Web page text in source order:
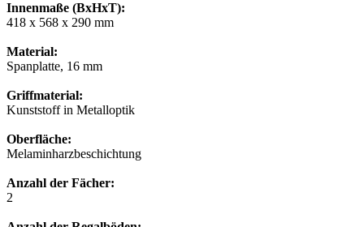
Innenmaße (BxHxT):
418 x 568 x 290 mm
Material:
Spanplatte, 16 mm
Griffmaterial:
Kunststoff in Metalloptik
Oberfläche:
Melaminharzbeschichtung
Anzahl der Fächer:
2